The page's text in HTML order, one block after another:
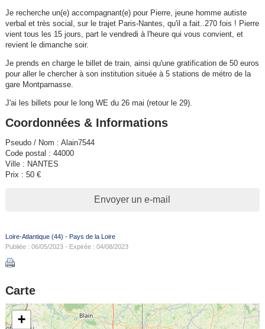
Je recherche un(e) accompagnant(e) pour Pierre, jeune homme autiste
verbal et très social, sur le trajet Paris-Nantes, qu'il a fait..270 fois ! Pierre
vient tous les 15 jours, part le vendredi à l'heure qui vous convient, et
revient le dimanche soir.
Je prends en charge le billet de train, ainsi qu'une gratification de 50 euros
pour aller le chercher à son institution située à 5 stations de métro de la
gare Montparnasse.
J'ai les billets pour le long WE du 26 mai (retour le 29).
Coordonnées & Informations
Pseudo / Nom : Alain7544
Code postal : 44000
Ville : NANTES
Prix : 50 €
Envoyer un e-mail
Loire-Atlantique (44) - Pays de la Loire
Publiée : 06/05/2023 - Expirée : 04/08/2023
Carte
+